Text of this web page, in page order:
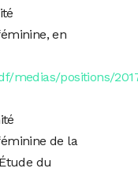
en
medias/positions/
de la
du